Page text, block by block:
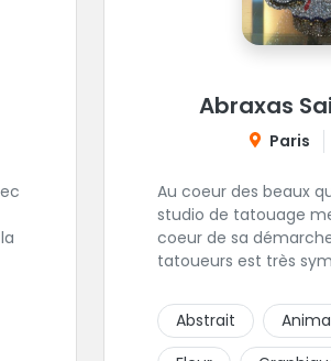
Abraxas
Paris
Au coeur des beaux
studio de tatouage
coeur de sa
tatoueurs est très
qualité irréprochable.
bijou vous sera
adresse de premier
Abstrait